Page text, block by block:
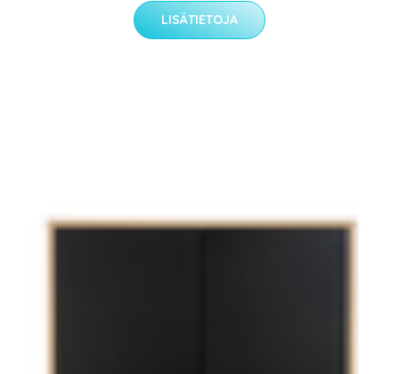
LISÄTIETOJA